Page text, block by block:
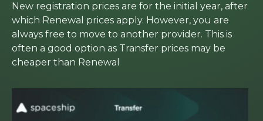
New registration prices are for the initial year, after
which Renewal prices apply. However, you are
always free to move to another provider. This is
often a good option as Transfer prices may be
cheaper than Renewal